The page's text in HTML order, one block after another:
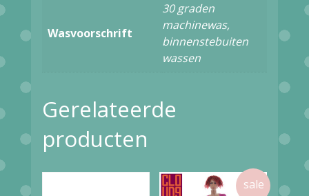
LEAF
Wasvoorschrift
30 graden
machinewas,
binnenstebuiten
wassen
Gerelateerde
producten